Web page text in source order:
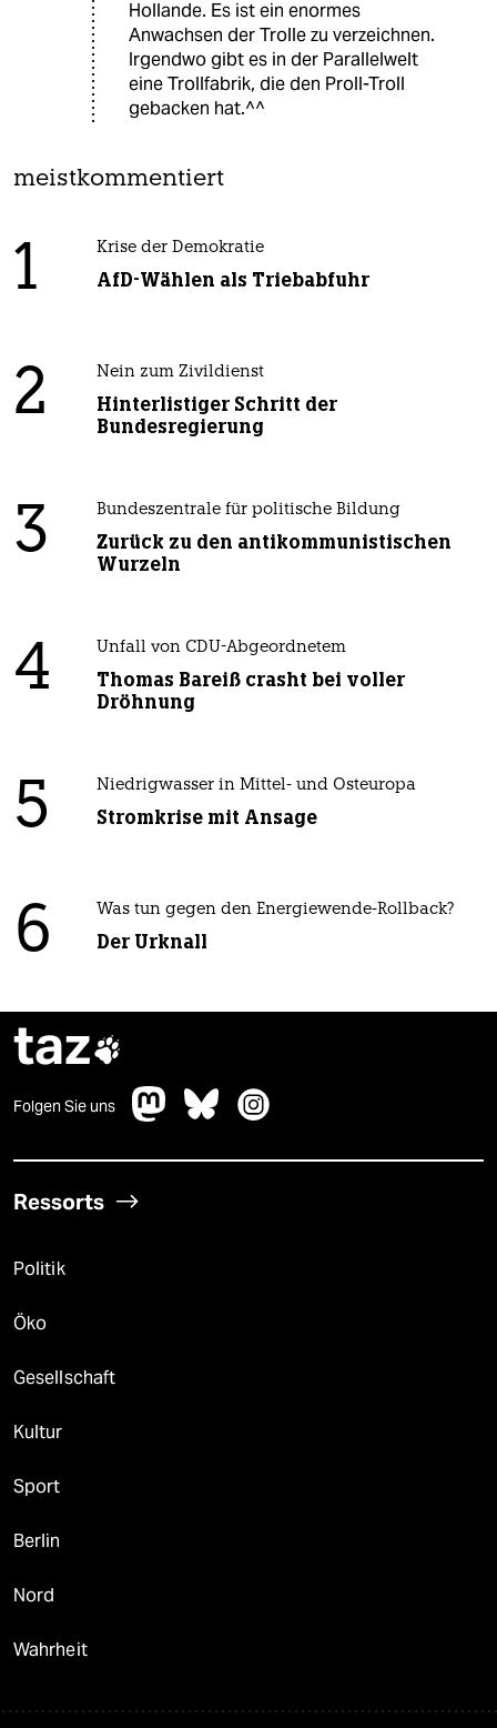
Hollande. Es ist ein enormes
Anwachsen der Trolle zu verzeichnen.
Irgendwo gibt es in der Parallelwelt
eine Trollfabrik, die den Proll-Troll
gebacken hat.^^
meistkommentiert
1 Krise der Demokratie
AfD-Wählen als Triebabfuhr
2 Nein zum Zivildienst
Hinterlistiger Schritt der
Bundesregierung
3 Bundeszentrale für politische Bildung
Zurück zu den antikommunistischen
Wurzeln
4 Unfall von CDU-Abgeordnetem
Thomas Bareiß crasht bei voller
Dröhnung
5 Niedrigwasser in Mittel- und Osteuropa
Stromkrise mit Ansage
6 Was tun gegen den Energiewende-Rollback?
Der Urknall
taz
Folgen Sie uns
Ressorts
Politik
Öko
Gesellschaft
Kultur
Sport
Berlin
Nord
Wahrheit